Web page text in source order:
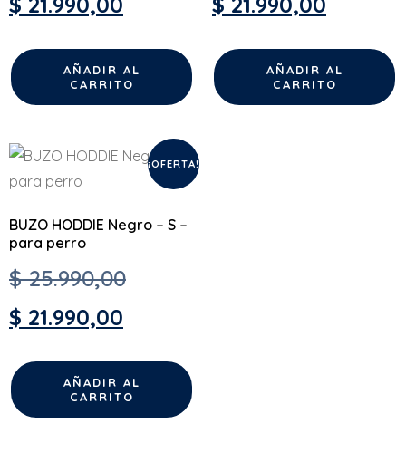
AÑADIR AL
CARRITO
AÑADIR AL
CARRITO
¡OFERTA!
BUZO HODDIE Negro – S –
para perro
$25.990,00
$ 21.990,00
AÑADIR AL
CARRITO